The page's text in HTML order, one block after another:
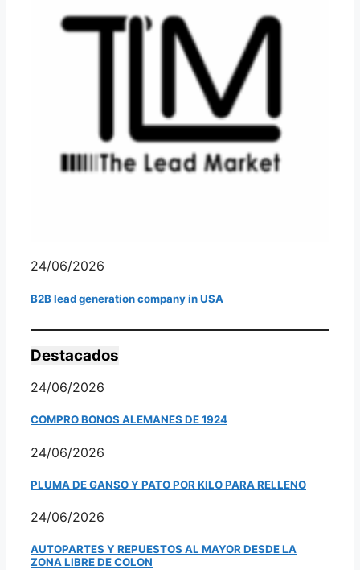
24/06/2026
B2B lead generation company in USA
Destacados
24/06/2026
COMPRO BONOS ALEMANES DE 1924
24/06/2026
PLUMA DE GANSO Y PATO POR KILO PARA RELLENO
24/06/2026
AUTOPARTES Y REPUESTOS AL MAYOR DESDE LA
ZONA LIBRE DE COLON